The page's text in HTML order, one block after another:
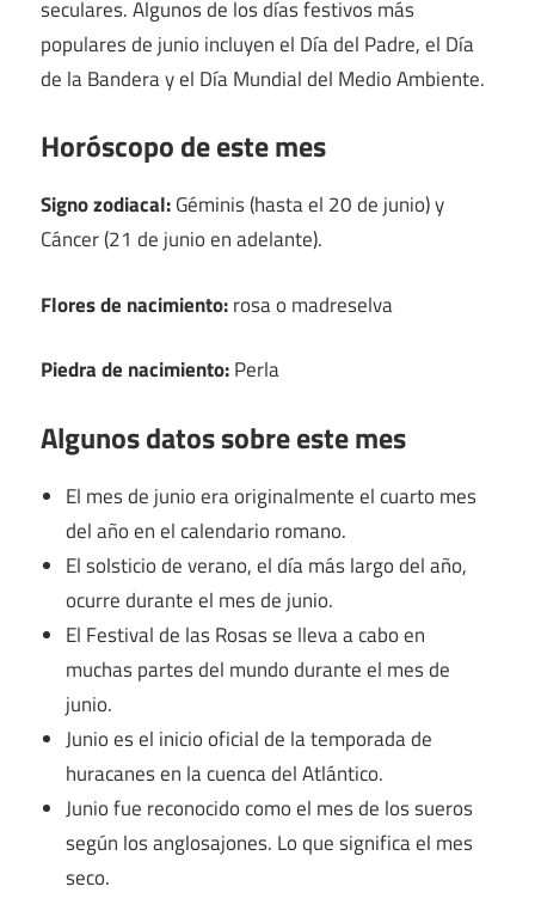
seculares. Algunos de los días festivos más
populares de junio incluyen el Día del Padre, el Día
de la Bandera y el Día Mundial del Medio Ambiente.
Horóscopo de este mes
Signo zodiacal:Géminis (hasta el 20 de junio) y
Cáncer (21 de junio en adelante).
Flores de nacimiento:rosa o madreselva
Piedra de nacimiento:Perla
Algunos datos sobre este mes
El mes de junio era originalmente el cuarto mes
del año en el calendario romano.
El solsticio de verano, el día más largo del año,
ocurre durante el mes de junio.
El Festival de las Rosas se lleva a cabo en
muchas partes del mundo durante el mes de
junio.
Junio ​​es el inicio oficial de la temporada de
huracanes en la cuenca del Atlántico.
Junio ​​fue reconocido como el mes de los sueros
según los anglosajones. Lo que significa el mes
seco.